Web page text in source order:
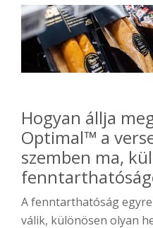
Hogyan állja
Optimal™ a
szemben ma,
A fenntarthatóság
válik, különösen olyan